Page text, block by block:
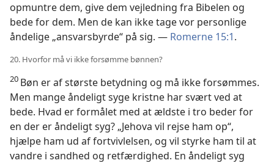
opmuntre dem, give dem vejledning fra Bibelen og
bede for dem. Men de kan ikke tage vor personlige
åndelige „ansvarsbyrde“ på sig. — Romerne 15:1.
20. Hvorfor må vi ikke forsømme bønnen?
20 Bøn er af største betydning og må ikke forsømmes.
Men mange åndeligt syge kristne har svært ved at
bede. Hvad er formålet med at ældste i tro beder for
en der er åndeligt syg? „Jehova vil rejse ham op“,
hjælpe ham ud af fortvivlelsen, og vil styrke ham til at
vandre i sandhed og retfærdighed. En åndeligt syg